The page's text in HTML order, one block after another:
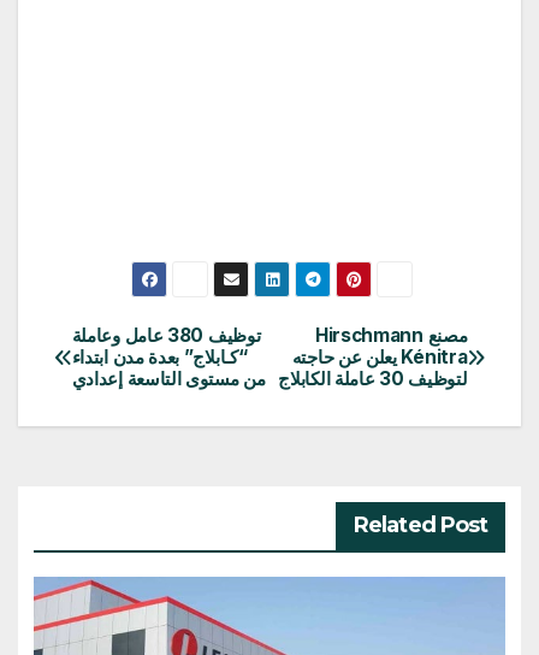
تصفّح
المقالات
توظيف 380 عامل وعاملة
“كـابلاج” بعدة مدن ابتداء
من مستوى التاسعة إعدادي
مصنع Hirschmann
Kénitra يعلن عن حاجته
لتوظيف 30 عاملة الكابلاج
Related Post